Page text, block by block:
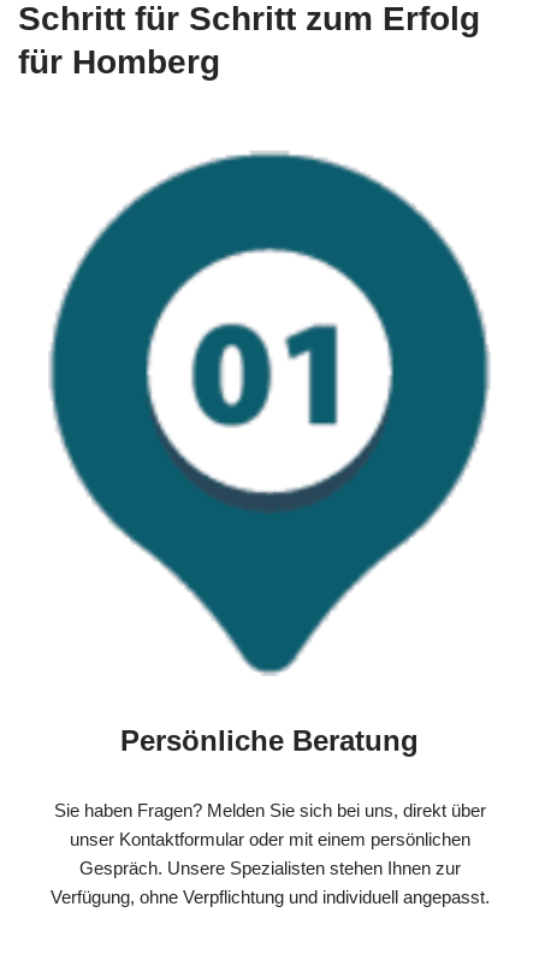
Schritt für Schritt zum Erfolg
für Homberg
Persönliche Beratung
Sie haben Fragen? Melden Sie sich bei uns, direkt über
unser Kontaktformular oder mit einem persönlichen
Gespräch. Unsere Spezialisten stehen Ihnen zur
Verfügung, ohne Verpflichtung und individuell angepasst.